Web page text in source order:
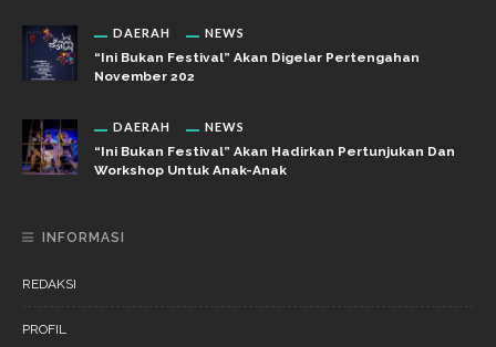
DAERAH NEWS
“Ini Bukan Festival” Akan Digelar Pertengahan
November 202
DAERAH NEWS
“Ini Bukan Festival” Akan Hadirkan Pertunjukan Dan
Workshop Untuk Anak-Anak
INFORMASI
REDAKSI
PROFIL